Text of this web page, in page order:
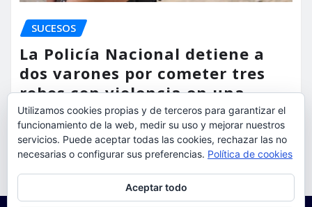
SUCESOS
La Policía Nacional detiene a
dos varones por cometer tres
robos con violencia en una
misma mañana
torrent al dia Ago 7, 2026
Utilizamos cookies propias y de terceros para garantizar el
funcionamiento de la web, medir su uso y mejorar nuestros
servicios. Puede aceptar todas las cookies, rechazar las no
necesarias o configurar sus preferencias. Política de cookies
Aceptar todo